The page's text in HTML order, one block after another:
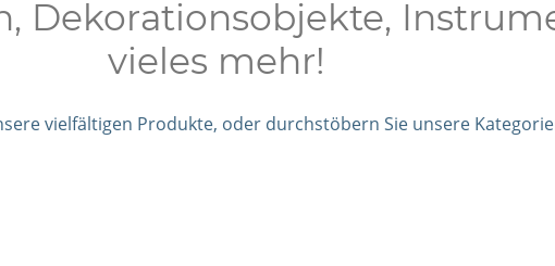
Dekorationsobjekte,
vieles mehr!
vielfältigen Produkte, oder durchstöbern Sie unsere